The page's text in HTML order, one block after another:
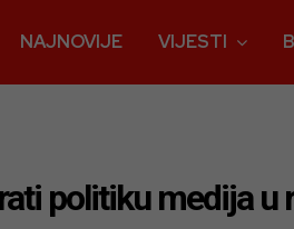
NAJNOVIJE VIJESTI
politiku medija